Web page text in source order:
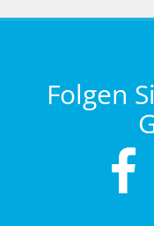
Folgen